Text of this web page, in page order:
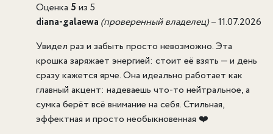
Оценка 5 из 5
diana-galaewa (проверенный владелец)–11.07.2026
Увидел раз и забыть просто невозможно. Эта
крошка заряжает энергией: стоит её взять — и день
сразу кажется ярче. Она идеально работает как
главный акцент: надеваешь что-то нейтральное, а
сумка берёт всё внимание на себя. Стильная,
эффектная и просто необыкновенная ❤️